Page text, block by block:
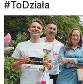
#ToDziała